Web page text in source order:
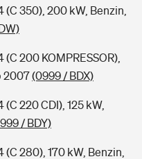
350), 200 kW, Benzin,
200 KOMPRESSOR),
2007(0999 / BDX)
220 CDI), 125 kW,
/ BDY)
280), 170 kW, Benzin,